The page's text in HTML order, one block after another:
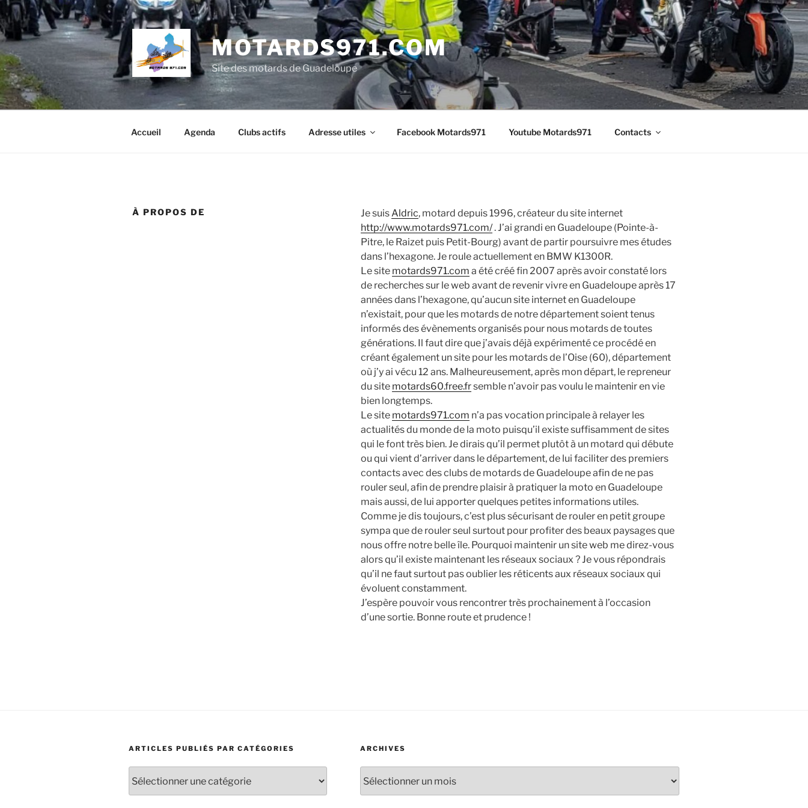
Aller
au
contenu
principal
MOTARDS971.COM
Site des motards de Guadeloupe
Accueil Agenda Clubs actifs Adresse utiles Facebook Motards971 Youtube Motards971 Contacts
À PROPOS DE Je suisAldric, motard depuis 1996, créateur du site internet
http://www.motards971.com/. J’ai grandi en Guadeloupe (Pointe-à-
Pitre, le Raizet puis Petit-Bourg) avant de partir poursuivre mes études
dans l’hexagone. Je roule actuellement en BMW K1300R.
Le site motards971.com a été créé fin 2007 après avoir constaté lors
de recherches sur le web avant de revenir vivre en Guadeloupe après 17
années dans l’hexagone, qu’aucun site internet en Guadeloupe
n’existait, pour que les motards de notre département soient tenus
informés des évènements organisés pour nous motards de toutes
générations. Il faut dire que j’avais déjà expérimenté ce procédé en
créant également un site pour les motards de l’Oise (60), département
où j’y ai vécu 12 ans. Malheureusement, après mon départ, le repreneur
du site motards60.free.frsemble n’avoir pas voulu le maintenir en vie
bien longtemps.
Le site motards971.com n’a pas vocation principale à relayer les
actualités du monde de la moto puisqu’il existe suffisamment de sites
qui le font très bien. Je dirais qu’il permet plutôt à un motard qui débute
ou qui vient d’arriver dans le département, de lui faciliter des premiers
contacts avec des clubs de motards de Guadeloupe afin de ne pas
rouler seul, afin de prendre plaisir à pratiquer la moto en Guadeloupe
mais aussi, de lui apporter quelques petites informations utiles.
Comme je dis toujours, c’est plus sécurisant de rouler en petit groupe
sympa que de rouler seul surtout pour profiter des beaux paysages que
nous offre notre belle île. Pourquoi maintenir un site web me direz-vous
alors qu’il existe maintenant les réseaux sociaux ? Je vous répondrais
qu’il ne faut surtout pas oublier les réticents aux réseaux sociaux qui
évoluent constamment.
J’espère pouvoir vous rencontrer très prochainement à l’occasion
d’une sortie. Bonne route et prudence !
ARTICLES PUBLIÉS PAR CATÉGORIES
publiés
par
ARCHIVES